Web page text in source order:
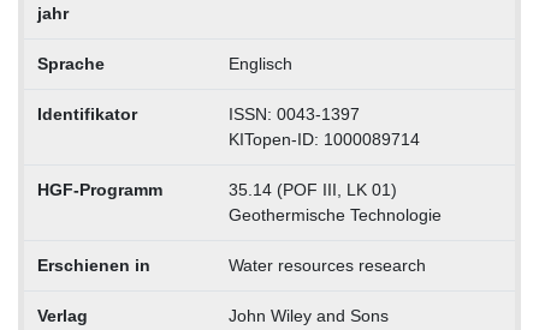
jahr
Sprache Englisch
Identifikator
ISSN: 0043-1397
KITopen-ID: 1000089714
HGF-Programm
35.14 (POF III, LK 01)
Geothermische Technologie
Erschienen in Water resources research
Verlag John Wiley and Sons